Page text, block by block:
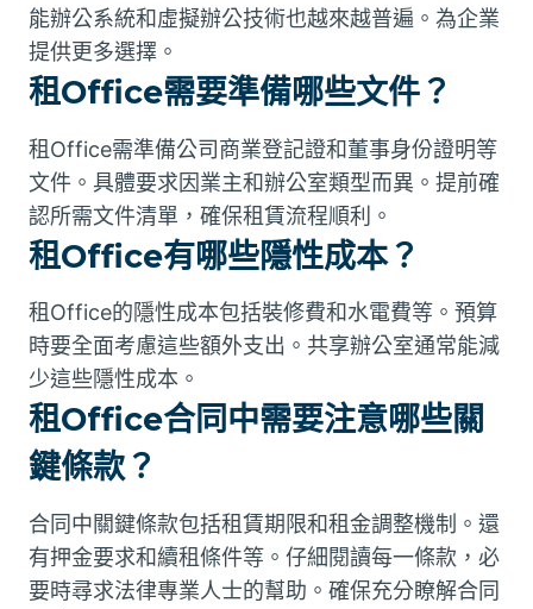
能辦公系統和虛擬辦公技術也越來越普遍。為企業
提供更多選擇。
租Office需要準備哪些文件？
租Office需準備公司商業登記證和董事身份證明等
文件。具體要求因業主和辦公室類型而異。提前確
認所需文件清單，確保租賃流程順利。
租Office有哪些隱性成本？
租Office的隱性成本包括裝修費和水電費等。預算
時要全面考慮這些額外支出。共享辦公室通常能減
少這些隱性成本。
租Office合同中需要注意哪些關
鍵條款？
合同中關鍵條款包括租賃期限和租金調整機制。還
有押金要求和續租條件等。仔細閱讀每一條款，必
要時尋求法律專業人士的幫助。確保充分瞭解合同